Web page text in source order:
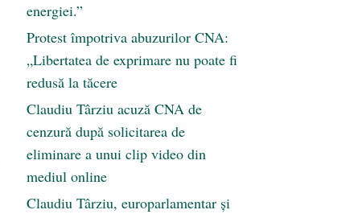
energiei.”
Protest împotriva abuzurilor CNA:
„Libertatea de exprimare nu poate fi
redusă la tăcere
Claudiu Târziu acuză CNA de
cenzură după solicitarea de
eliminare a unui clip video din
mediul online
Claudiu Târziu, europarlamentar și